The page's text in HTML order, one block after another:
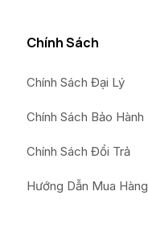
Chính Sách
Chính Sách Đại Lý
Chính Sách Bảo Hành
Chính Sách Đổi Trả
Hướng Dẫn Mua Hàng